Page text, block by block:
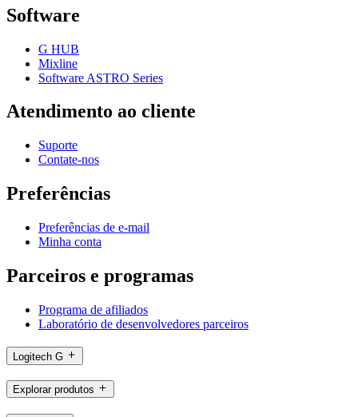
Software
G HUB
Mixline
Software ASTRO Series
Atendimento ao cliente
Suporte
Contate-nos
Preferências
Preferências de e-mail
Minha conta
Parceiros e programas
Programa de afiliados
Laboratório de desenvolvedores parceiros
Logitech G
Explorar produtos